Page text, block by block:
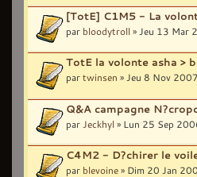
[TotE] C1M5 - La
par bloodytroll» Jeu 13 Mar
TotE la volonte asha >
partwinsen » Jeu 8 Nov
Q&A campagne
par Jeckhyl» Lun 25 Sep
C4M2 - D?chirer le
par blevoine» Dim 20 Jan